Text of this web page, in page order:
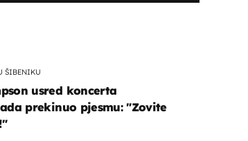
ŠIBENIKU
usred koncerta
prekinuo pjesmu: "Zovite